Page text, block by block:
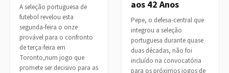
A seleção portuguesa de
futebol revelou esta
segunda-feira o onze
provável para o confronto
de terça-feira em
Toronto,num jogo que
promete ser decisivo para as
aos 42 Anos
Pepe, o defesa-central que
integrou a seleção
portuguesa durante quase
duas décadas, não foi
incluído na convocatória
para os próximos jogos de